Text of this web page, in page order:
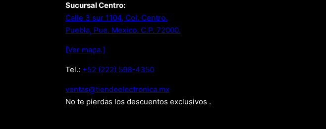
Sucursal Centro:
Calle 3 sur 1104, Col. Centro.
Puebla, Pue. Mexico. C.P. 72000.
[Ver mapa.]
Tel.: +52 (222) 598-4350
xm.acinortceleedneit@satnev
No te pierdas los descuentos exclusivos .